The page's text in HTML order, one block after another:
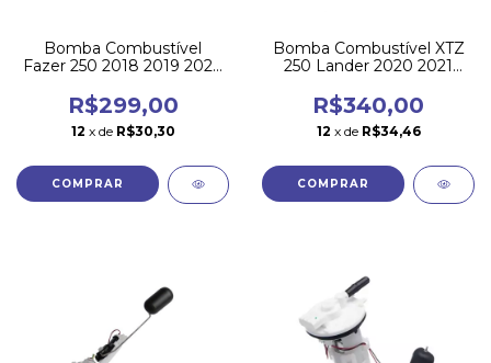
Bomba Combustível
Fazer 250 2018 2019 2020
R$299,00
12 x de R$30,30
Bomba Combustível XTZ
250 Lander 2020 2021
R$340,00
12 x de R$34,46